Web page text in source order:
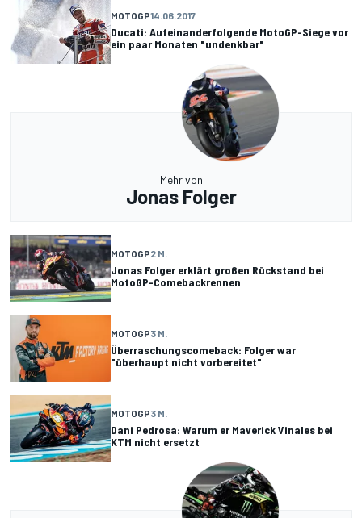
MOTOGP14.06.2017
Ducati: Aufeinanderfolgende MotoGP-Siege vor
ein paar Monaten "undenkbar"
Mehr von
Jonas Folger
MOTOGP2 M.
Jonas Folger erklärt großen Rückstand bei
MotoGP-Comebackrennen
MOTOGP3 M.
Überraschungscomeback: Folger war
"überhaupt nicht vorbereitet"
MOTOGP3 M.
Dani Pedrosa: Warum er Maverick Vinales bei
KTM nicht ersetzt